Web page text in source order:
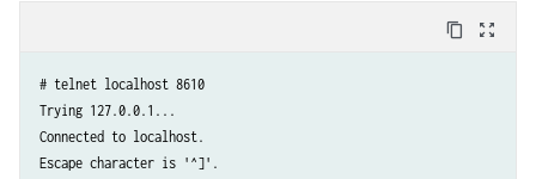
content_copy zoom_out_map
# telnet localhost 8610
Trying 127.0.0.1...
Connected to localhost.
Escape character is '^]'.